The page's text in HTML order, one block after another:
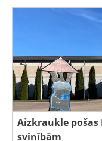
Aizkraukle
svinībām